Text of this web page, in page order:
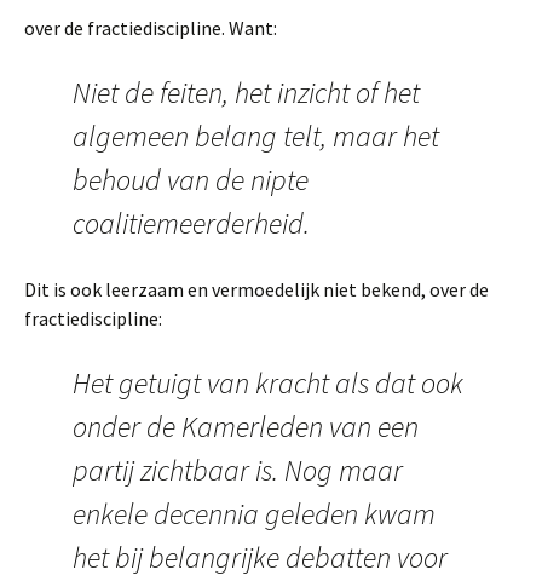
over de fractiediscipline. Want:
Niet de feiten, het inzicht of het
algemeen belang telt, maar het
behoud van de nipte
coalitiemeerderheid.
Dit is ook leerzaam en vermoedelijk niet bekend, over de
fractiediscipline:
Het getuigt van kracht als dat ook
onder de Kamerleden van een
partij zichtbaar is. Nog maar
enkele decennia geleden kwam
het bij belangrijke debatten voor